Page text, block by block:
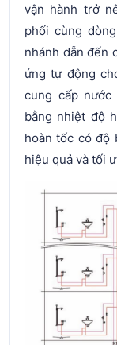
vận hành trở
phối cùng
nhánh dẫn đến
ứng tự động
cung cấp
bằng nhiệt độ
hoàn tốc có độ
hiệu quả và tối